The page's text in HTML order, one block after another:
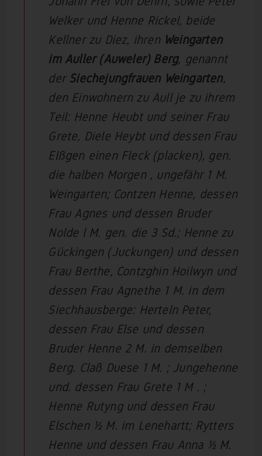
Welker und Henne Rickel, beide
Kellner zu Diez, ihren Weingarten
im Auller (Auweler) Berg, genannt
der Siechejungfrauen Weingarten,
den Einwohnern zu Aull je zu ihrem
Teil: Henne Heubt und seiner Frau
Grete, Diele Heybt und dessen Frau
Elßgen einen Fleck (placken), gen.
die halben Morgen , ungefähr 1 M.
Weingarten; Contzen Henne, dessen
Frau Agnes und dessen Bruder
Nolde l M. gen. die 3 Sd.; Henne zu
Gückingen (Juckungen) und dessen
Frau Berthe, Contzghin Hoilwyn und
dessen Frau Agnethe 1 M. in dem
Siechhausberge: Herteln Peter,
dessen Frau Else und dessen
Bruder Henne 2 M. in demselben
Berg. Claß Duese 1 M. ; Jungehenne
und. dessen Frau Grete 1 M . ;
Henne Rutyng und dessen Frau
Elschen ½ M. im Lenehartt; Rytters
Henne und dessen Frau Anna ½ M.